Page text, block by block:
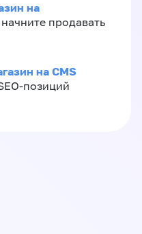
на
продавать
на CMS
позиций